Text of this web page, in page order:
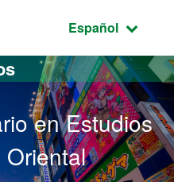
Idioma
Español
en Estudios